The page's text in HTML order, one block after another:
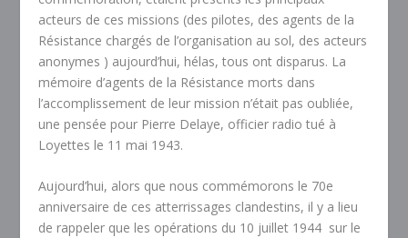
acteurs de ces missions (des pilotes, des agents de la
Résistance chargés de l’organisation au sol, des acteurs
anonymes ) aujourd’hui, hélas, tous ont disparus. La
mémoire d’agents de la Résistance morts dans
l’accomplissement de leur mission n’était pas oubliée,
une pensée pour Pierre Delaye, officier radio tué à
Loyettes le 11 mai 1943.
Aujourd’hui, alors que nous commémorons le 70e
anniversaire de ces atterrissages clandestins, il y a lieu
de rappeler que les opérations du 10 juillet 1944 sur le